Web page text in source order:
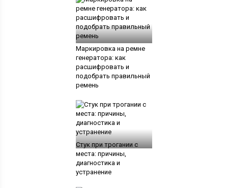
Маркировка на ремне
генератора: как
расшифровать и
подобрать правильный
ремень
Стук при трогании с
места: причины,
диагностика и
устранение